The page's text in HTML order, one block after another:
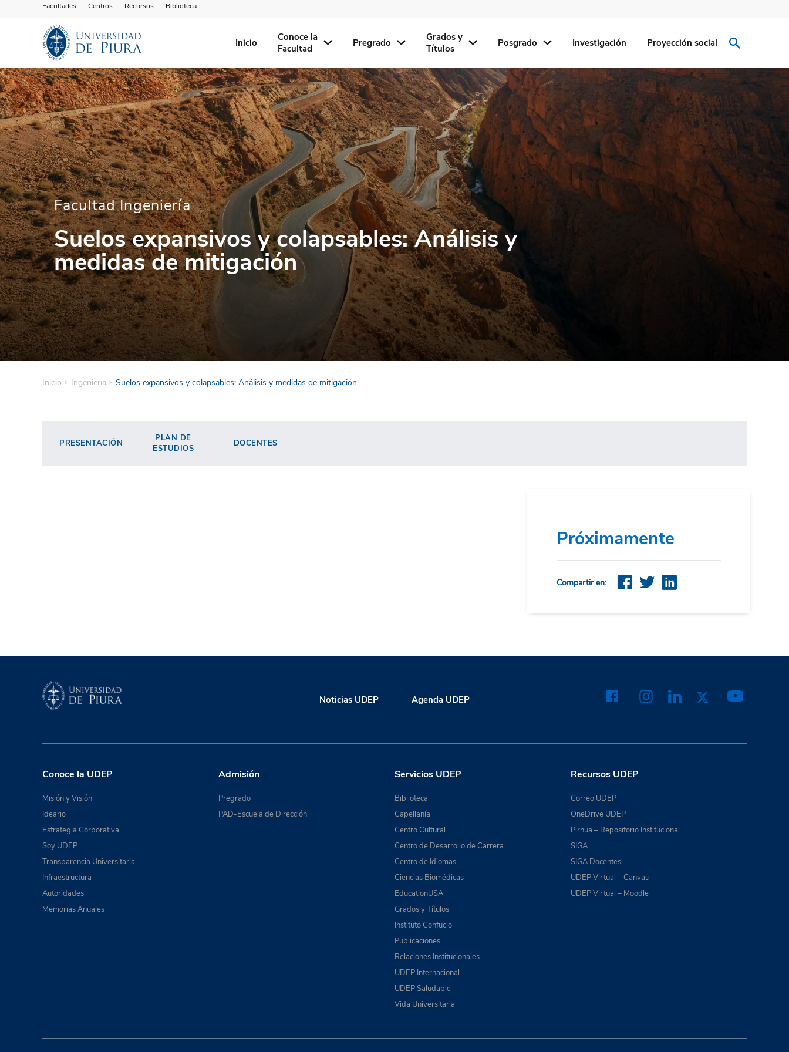
Facultades Centros Recursos Biblioteca
Inicio
Conoce la
Facultad
Pregrado
Grados y
Títulos
Posgrado Investigación Proyección social
Facultad Ingeniería
Suelos expansivos y colapsables: Análisis y
medidas de mitigación
Inicio Ingeniería Suelos expansivos y colapsables: Análisis y medidas de mitigación
PRESENTACIÓN
PLAN DE
ESTUDIOS
DOCENTES
Próximamente
Compartir en:
Noticias UDEP Agenda UDEP
Conoce la UDEP
Misión y Visión
Ideario
Estrategia Corporativa
Soy UDEP
Transparencia Universitaria
Infraestructura
Autoridades
Memorias Anuales
Admisión
Pregrado
PAD-Escuela de Dirección
Servicios UDEP
Biblioteca
Capellanía
Centro Cultural
Centro de Desarrollo de Carrera
Centro de Idiomas
Ciencias Biomédicas
EducationUSA
Grados y Títulos
Instituto Confucio
Publicaciones
Relaciones Institucionales
UDEP Internacional
UDEP Saludable
Vida Universitaria
Recursos UDEP
Correo UDEP
OneDrive UDEP
Pirhua – Repositorio Institucional
SIGA
SIGA Docentes
UDEP Virtual – Canvas
UDEP Virtual – Moodle